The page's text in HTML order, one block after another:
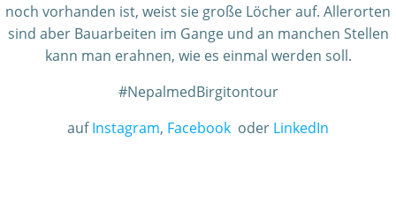
noch vorhanden ist, weist sie große Löcher auf. Allerorten
sind aber Bauarbeiten im Gange und an manchen Stellen
kann man erahnen, wie es einmal werden soll.
#NepalmedBirgitontour
aufInstagram, Facebook oder LinkedIn